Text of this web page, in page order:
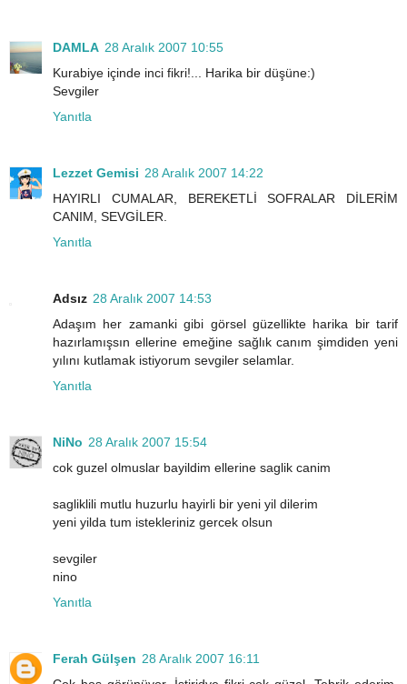
DAMLA 28 Aralık 2007 10:55
Kurabiye içinde inci fikri!... Harika bir düşüne:)
Sevgiler
Yanıtla
Lezzet Gemisi 28 Aralık 2007 14:22
HAYIRLI CUMALAR, BEREKETLİ SOFRALAR DİLERİM
CANIM, SEVGİLER.
Yanıtla
Adsız 28 Aralık 2007 14:53
Adaşım her zamanki gibi görsel güzellikte harika bir tarif
hazırlamışsın ellerine emeğine sağlık canım şimdiden yeni
yılını kutlamak istiyorum sevgiler selamlar.
Yanıtla
NiNo 28 Aralık 2007 15:54
cok guzel olmuslar bayildim ellerine saglik canim
sagliklili mutlu huzurlu hayirli bir yeni yil dilerim
yeni yilda tum istekleriniz gercek olsun
sevgiler
nino
Yanıtla
Ferah Gülşen 28 Aralık 2007 16:11